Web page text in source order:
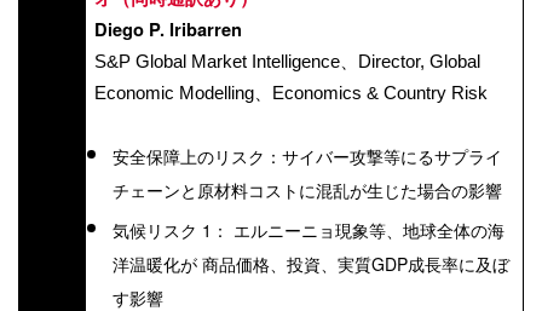
Diego P. Iribarren
S&P Global Market Intelligence、Director, Global
Economic Modelling 、Economics & Country Risk
安全保障上のリスク：サイバー攻撃等にるサプライ
チェーンと原材料コストに混乱が生じた場合の影響
気候リスク 1 ： エルニーニョ現象等、地球全体の海
洋温暖化が 商品価格、投資、実質GDP成長率に及ぼ
す影響